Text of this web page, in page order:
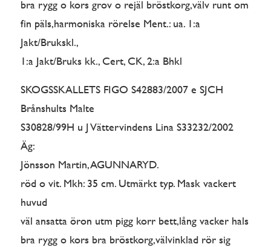
bra rygg o kors grov o rejäl bröstkorg,välv runt om
fin päls,harmoniska rörelse Ment.: ua. 1:a
Jakt/Brukskl.,
1:a Jakt/Bruks kk., Cert, CK, 2:a Bhkl
SKOGSSKALLETS FIGO S42883/2007 e SJCH
Brånshults Malte
S30828/99H u J Vättervindens Lina S33232/2002
Äg:
Jönsson Martin, AGUNNARYD.
röd o vit. Mkh: 35 cm. Utmärkt typ. Mask vackert
huvud
väl ansatta öron utm pigg korr bett,lång vacker hals
bra rygg o kors bra bröstkorg,välvinklad rör sig